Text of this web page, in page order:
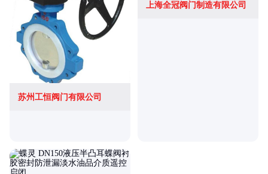
苏州工恒阀门有限公司
上海全冠阀门制造有限公司